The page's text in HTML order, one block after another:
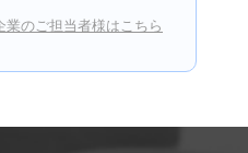
業のご担当者様はこちら